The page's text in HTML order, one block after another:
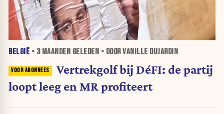
BELGIË • 3 MAANDEN GELEDEN • DOOR VANILLE DUJARDIN
Vertrekgolf bij DéFI: de partij
loopt leeg en MR profiteert